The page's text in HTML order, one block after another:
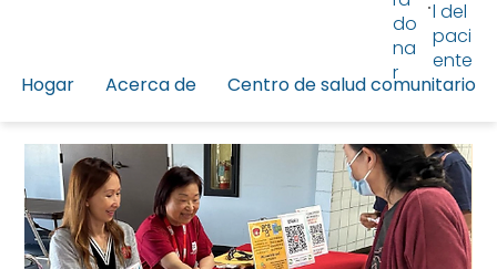
Hogar Acerca de Centro de salud comunitario
do
na
r
l del
paci
ente